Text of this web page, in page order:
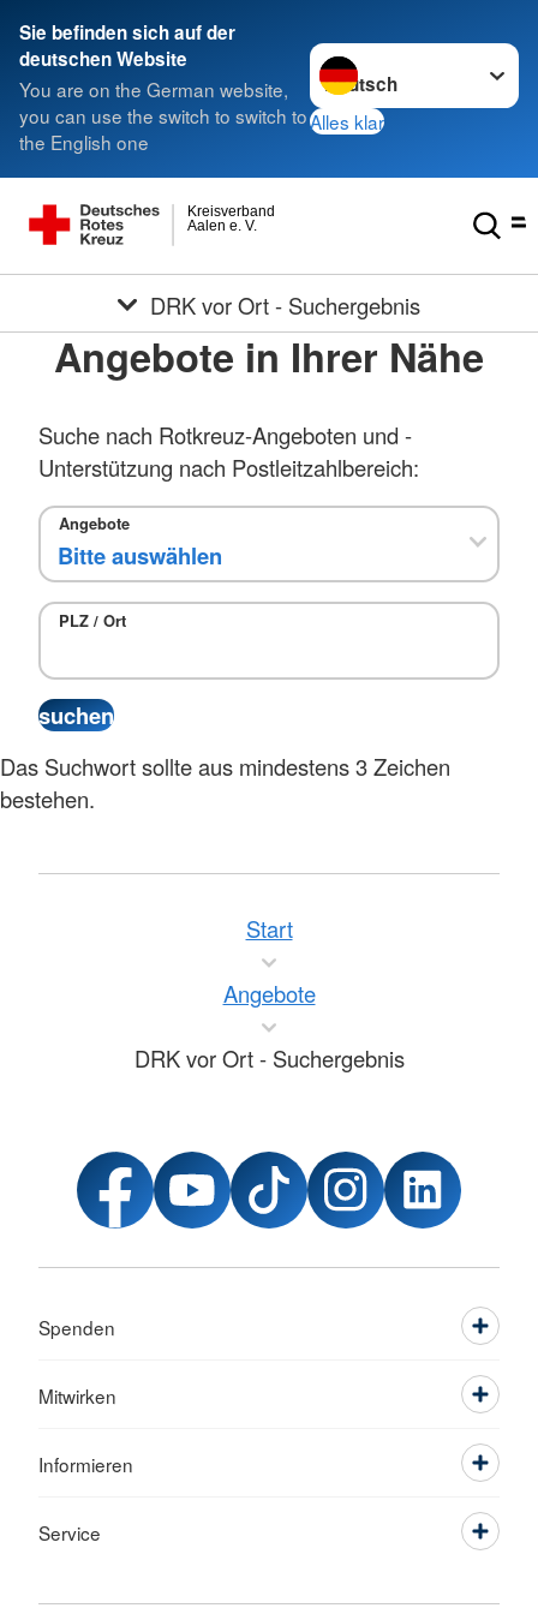
Sie befinden sich auf der
deutschen Website
You are on the German website,
you can use the switch to switch to
the English one
Sprache wechseln zu
Alles klar
Aalen e. V.
Kreisverband
DRK vor Ort - Suchergebnis
Angebote in Ihrer Nähe
Suche nach Rotkreuz-Angeboten und -
Unterstützung nach Postleitzahlbereich:
Angebote
PLZ / Ort
Das Suchwort sollte aus mindestens 3 Zeichen
bestehen.
Start
Angebote
DRK vor Ort - Suchergebnis
Spenden
Mitwirken
Informieren
Service